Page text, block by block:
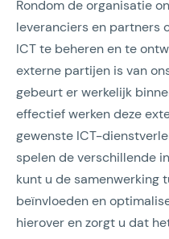
Rondom de organisatie
leveranciers en partners
ICT te beheren en te
externe partijen is van
gebeurt er werkelijk
effectief werken deze
gewenste ICT-
spelen de verschillende
kunt u de samenwerking
beïnvloeden en
hierover en zorgt u dat